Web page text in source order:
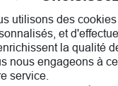
utilisons des
et
enrichissent la qualité
nous engageons à
service.